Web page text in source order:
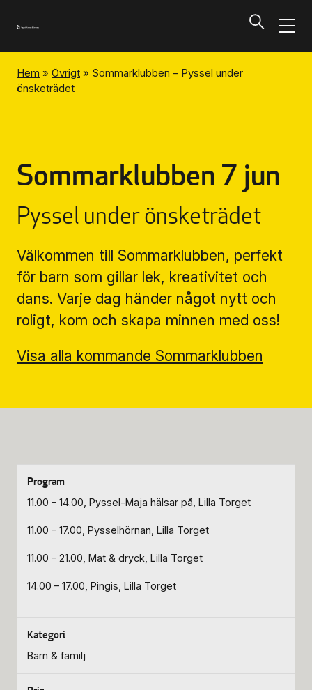
Program och biljetter
Kalendarium
Presentkort på UKK
Biljettinformation
Program och biljetter
Köp- & leveransvillkor
Hem » Övrigt » Sommarklubben – Pyssel under
önsketrädet
Sommarklubben 7 jun
Pyssel under önsketrädet
Välkommen till Sommarklubben, perfekt
för barn som gillar lek, kreativitet och
dans. Varje dag händer något nytt och
roligt, kom och skapa minnen med oss!
Visa alla kommande Sommarklubben
11.00 – 14.00, Pyssel-Maja hälsar på, Lilla Torget
11.00 – 17.00, Pysselhörnan, Lilla Torget
11.00 – 21.00, Mat & dryck, Lilla Torget
14.00 – 17.00, Pingis, Lilla Torget
Barn & familj